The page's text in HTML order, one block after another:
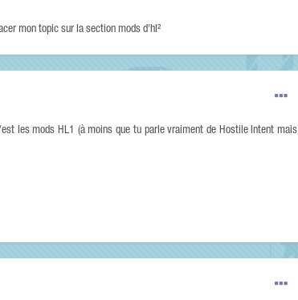
mon topic sur la section mods d'hl²
les mods HL1 (à moins que tu parle vraiment de Hostile Intent mais